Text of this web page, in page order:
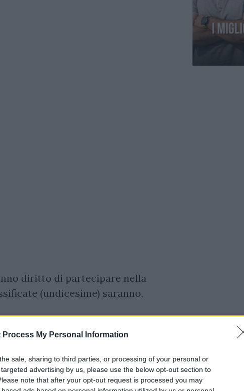
Process My Personal Information
sale, sharing to third parties, or processing of your personal or
advertising by us, please use the below opt-out section to
note that after your opt-out request is processed you may
diritto di partecipare nella
(undicesime) saranno,